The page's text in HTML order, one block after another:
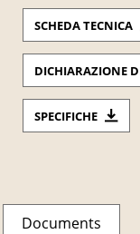
SCHEDA TECNICA
DICHIARAZIONE
SPECIFICHE
Documents